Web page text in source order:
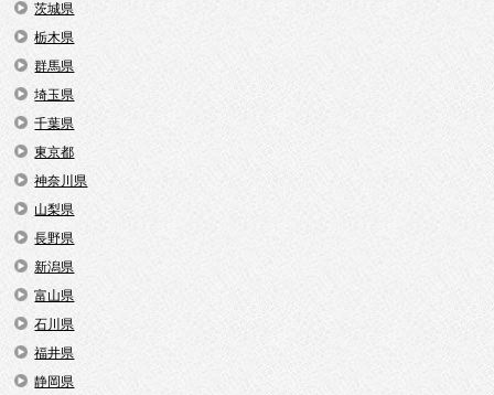
茨城県
栃木県
群馬県
埼玉県
千葉県
東京都
神奈川県
山梨県
長野県
新潟県
富山県
石川県
福井県
静岡県